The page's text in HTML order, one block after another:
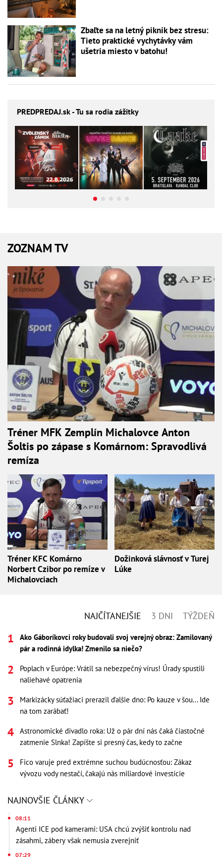
Zbaľte sa na letný piknik bez stresu:
Tieto praktické vychytávky vám
ušetria miesto v batohu!
PREDPREDAJ.sk - Tu sa rodia zážitky
ZOZNAM TV
Tréner MFK Zemplín Michalovce Anton
Šoltis po zápase s Komárnom: Spravodlivá
remíza
Tréner KFC Komárno
Norbert Czibor po remíze v
Michalovciach
Dožinková slávnosť v Turej
Lúke
NAJČÍTANEJŠIE 3 DNI TÝŽDEŇ
Ako Gáboríkovci roky budovali svoj verejný obraz: Zamilovaný
pár a rodinná idylka! Zmenilo sa niečo?
Poplach v Európe: Vrátil sa nebezpečný vírus! Úrady spustili
naliehavé opatrenia
Markizácky súťažiaci prerazil ďalšie dno: Po kauze v šou... Ide
na tom zarábať!
Astronomické divadlo roka: Už o pár dní nás čaká čiastočné
zatmenie Slnka! Zapíšte si presný čas, kedy to začne
Fico varuje pred extrémne suchou budúcnosťou: Zákaz
vývozu vody nestačí, čakajú nás miliardové investície
NAJNOVŠIE ČLÁNKY
08:11
Agenti ICE pod kamerami: USA chcú zvýšiť kontrolu nad
zásahmi, zábery však nemusia zverejniť
07:29